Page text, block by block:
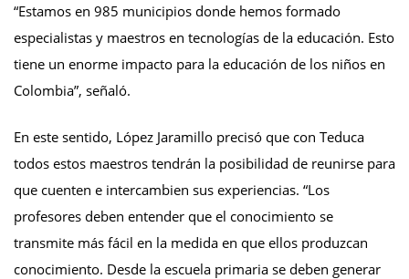
“Estamos en 985 municipios donde hemos formado
especialistas y maestros en tecnologías de la educación. Esto
tiene un enorme impacto para la educación de los niños en
Colombia”, señaló.
En este sentido, López Jaramillo precisó que con Teduca
todos estos maestros tendrán la posibilidad de reunirse para
que cuenten e intercambien sus experiencias. “Los
profesores deben entender que el conocimiento se
transmite más fácil en la medida en que ellos produzcan
conocimiento. Desde la escuela primaria se deben generar